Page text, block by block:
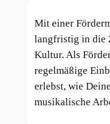
Mit einer
langfristig in die
Kultur. Als
regelmäßige
erlebst, wie
musikalische